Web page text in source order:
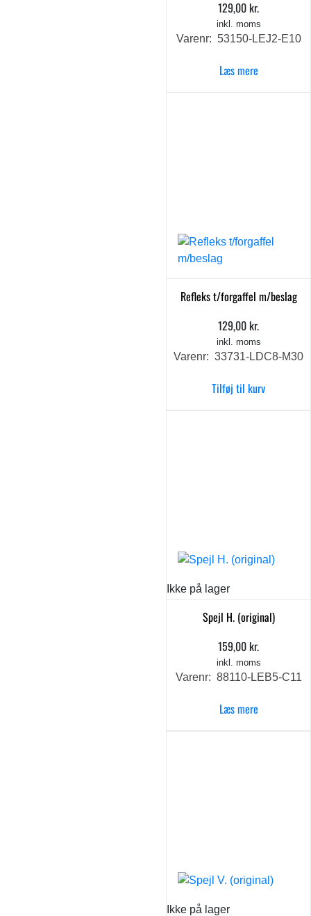
129,00kr.
inkl. moms
Varenr: 53150-LEJ2-E10
Læs mere
Refleks t/forgaffel m/beslag
129,00kr.
inkl. moms
Varenr: 33731-LDC8-M30
Tilføj til kurv
Ikke på lager
Spejl H. (original)
159,00kr.
inkl. moms
Varenr: 88110-LEB5-C11
Læs mere
Ikke på lager